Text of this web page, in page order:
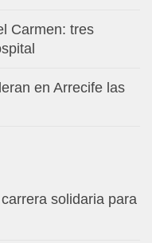
Carmen: tres
en Arrecife las
solidaria para